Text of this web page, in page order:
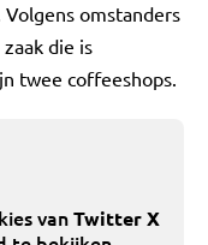
Volgens omstanders
die is
twee coffeeshops.
vanTwitter X